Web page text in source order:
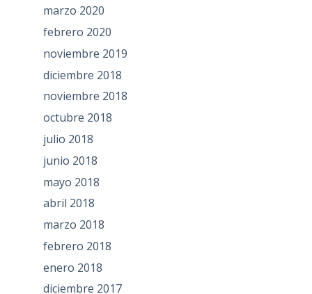
marzo 2020
febrero 2020
noviembre 2019
diciembre 2018
noviembre 2018
octubre 2018
julio 2018
junio 2018
mayo 2018
abril 2018
marzo 2018
febrero 2018
enero 2018
diciembre 2017